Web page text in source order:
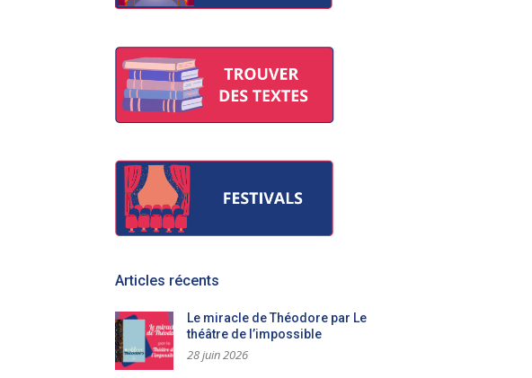
Articles récents
Le miracle de Théodore par Le
théâtre de l’impossible
28 juin 2026